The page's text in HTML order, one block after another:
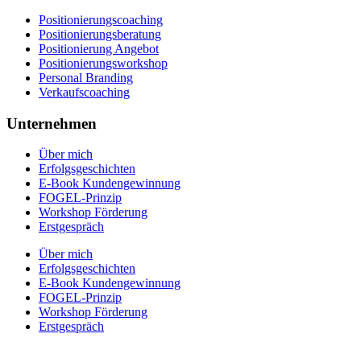
Positionierungscoaching
Positionierungsberatung
Positionierung Angebot
Positionierungsworkshop
Personal Branding
Verkaufscoaching
Unternehmen
Über mich
Erfolgsgeschichten
E-Book Kundengewinnung
FOGEL-Prinzip
Workshop Förderung
Erstgespräch
Über mich
Erfolgsgeschichten
E-Book Kundengewinnung
FOGEL-Prinzip
Workshop Förderung
Erstgespräch